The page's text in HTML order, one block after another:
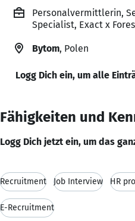
Personalvermittlerin,
Specialist, Exact x
Bytom, Polen
Logg Dich ein, um alle
Fähigkeiten und
Logg Dich jetzt ein, um das
Recruitment Job Interview HR
E-Recruitment